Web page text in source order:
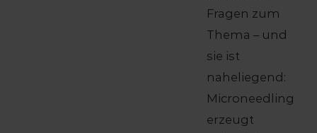
Fragen zum
Thema – und
sie ist
naheliegend:
Microneedling
erzeugt